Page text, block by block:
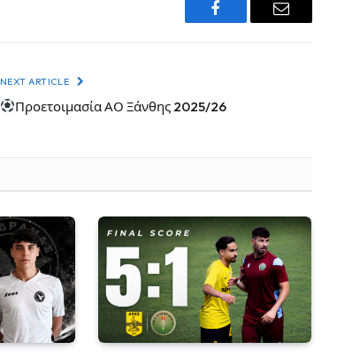
Facebook Email
NEXT ARTICLE
Προετοιμασία ΑΟ Ξάνθης 2025/26